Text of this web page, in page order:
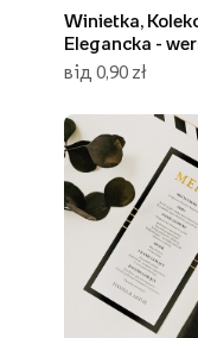
Winietka,
Elegancka -
від 0,90 zł